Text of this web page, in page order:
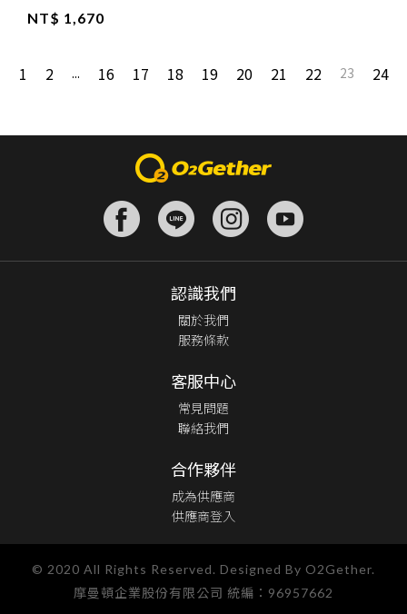
NT$ 1,670
1 2 ... 16 17 18 19 20 21 22 23 24
認識我們
關於我們
服務條款
客服中心
常見問題
聯絡我們
合作夥伴
成為供應商
供應商登入
© 2020 All Rights Reserved. Designed By O2Gether.
摩曼頓企業股份有限公司 統編：96957662